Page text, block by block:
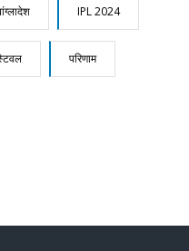
IPL 2024
परिणाम